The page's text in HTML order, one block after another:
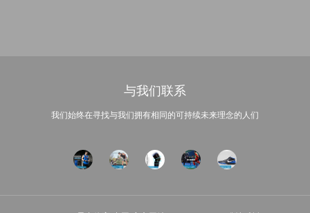
与我们联系
我们始终在寻找与我们拥有相同的可持续未来理念的人们